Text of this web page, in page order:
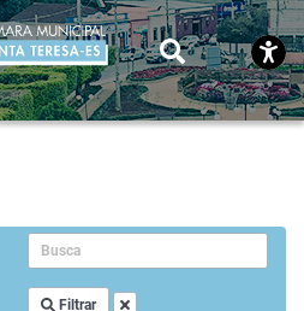
Filtrar